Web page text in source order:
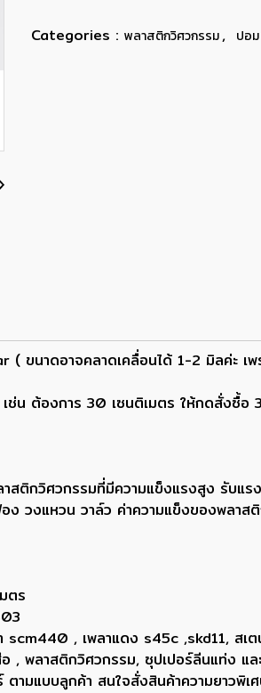
Categories : พลาสติกวิศวกรรม, ปอม
าดอาจคลาดเคลื่อนได้ 1-2 มิลค่ะ เพร
ช่น ต้องการ 30 เซนติเมตร ให้กดสั่งซื้อ
กวิศวกรรมที่มีความแข็งแรงสูง รับแร
ง วงแหวน วาล์ว ค่าความแข็งของพลา
ตร
scm440 , เพลาแดง s45c ,skd11,
, พลาสติกวิศวกรรม, ซุปเปอร์ลีนแท่ง แ
ตามแบบลูกค้า สนใจสั่งสินค้าความย